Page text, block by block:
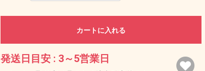
カートに入れる
発送日目安 : 3～5営業日